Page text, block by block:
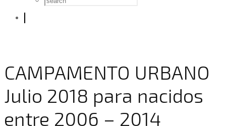
CAMPAMENTO URBANO
Julio 2018 para nacidos
entre 2006 – 2014